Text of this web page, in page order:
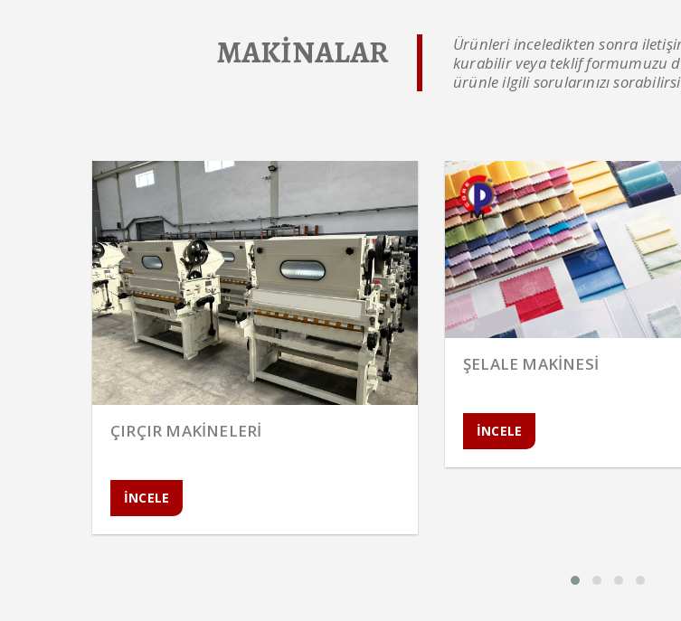
MAKİNALAR
Ürünleri inceledikten sonra
kurabilir veya teklif formumuzu
ürünle ilgili sorularınızı
ÇIRÇIR MAKİNELERİ
İNCELE
ŞELALE MAKİNESİ
İNCELE